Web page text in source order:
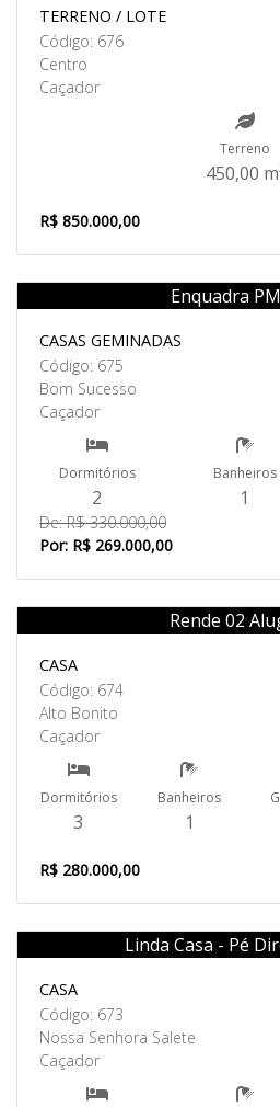
TERRENO / LOTE
Código: 676
Centro
Caçador
Terreno
450,00
R$ 850.000,00
Enquadra
CASAS GEMINADAS
Código: 675
Bom Sucesso
Caçador
Dormitórios
2
Banheiros
1
De: R$ 330.000,00
Por: R$ 269.000,00
Rende 02
CASA
Código: 674
Alto Bonito
Caçador
Dormitórios
3
Banheiros
1
R$ 280.000,00
Linda Casa - Pé
CASA
Código: 673
Nossa Senhora Salete
Caçador